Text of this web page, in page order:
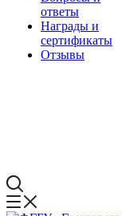
ответы
Награды и
сертификаты
Отзывы